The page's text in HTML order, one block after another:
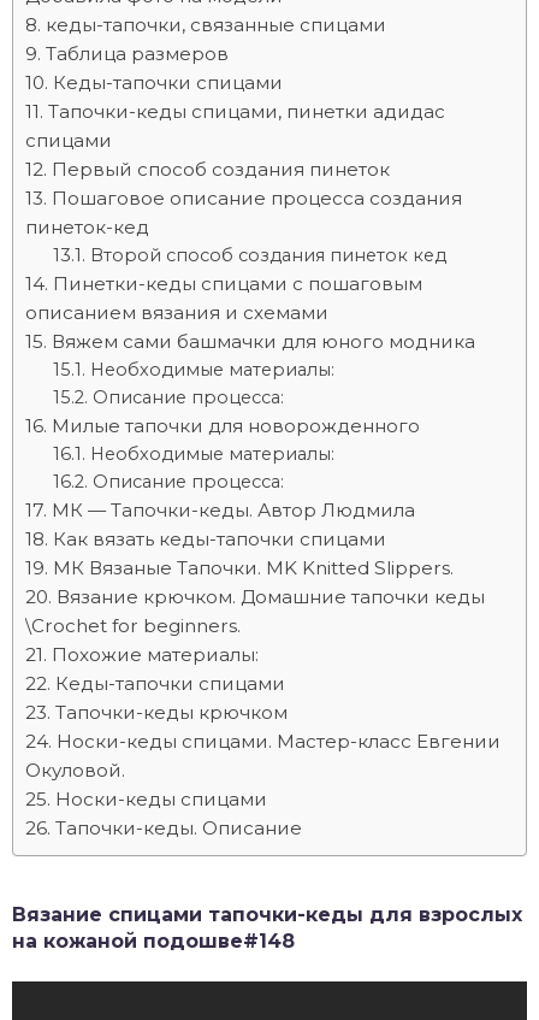
кеды-тапочки, связанные спицами
Таблица размеров
Кеды-тапочки спицами
Тапочки-кеды спицами, пинетки адидас
спицами
Первый способ создания пинеток
Пошаговое описание процесса создания
пинеток-кед
Второй способ создания пинеток кед
Пинетки-кеды спицами с пошаговым
описанием вязания и схемами
Вяжем сами башмачки для юного модника
Необходимые материалы:
Описание процесса:
Милые тапочки для новорожденного
Необходимые материалы:
Описание процесса:
МК — Тапочки-кеды. Автор Людмила
Как вязать кеды-тапочки спицами
МК Вязаные Тапочки. MK Knitted Slippers.
Вязание крючком. Домашние тапочки кеды
\Crochet for beginners.
Похожие материалы:
Кеды-тапочки спицами
Тапочки-кеды крючком
Носки-кеды спицами. Мастер-класс Евгении
Окуловой.
Носки-кеды спицами
Тапочки-кеды. Описание
Вязание спицами тапочки-кеды для взрослых
на кожаной подошве#148